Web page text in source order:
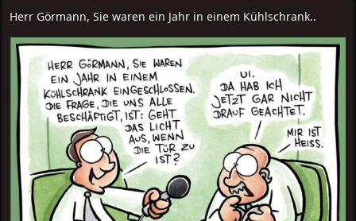
Herr Görmann, Sie waren ein Jahr in einem Kühlschrank..